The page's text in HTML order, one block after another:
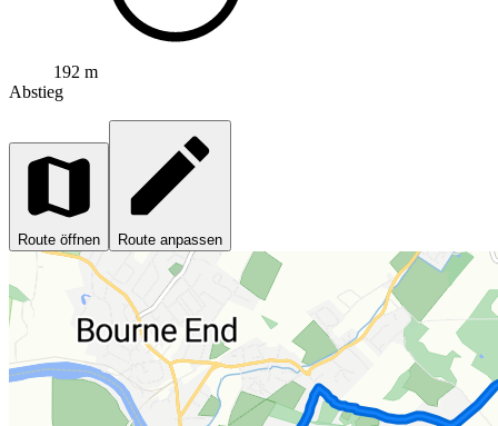
192 m
Abstieg
Route öffnen Route anpassen